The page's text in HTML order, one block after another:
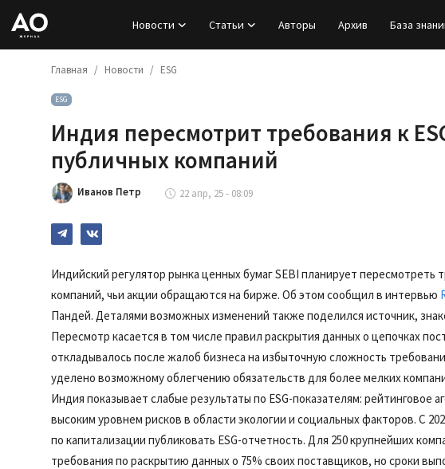
Новости Статьи Авторы Архив База
Статьи
База знаний
Подписка
Главная Новости ESG
ESG
Индия пересмотрит требования к
публичных компаний
Иванов Петр 22 апр, 25 - 08:09
Индийский регулятор рынка ценных бумаг SEBI планирует
компаний, чьи акции обращаются на бирже. Об этом сообщил в интервью
Пандей. Деталями возможных изменений также поделился источник,
Пересмотр касается в том числе правил раскрытия данных о цепочках
откладывалось после жалоб бизнеса на избыточную сложность
уделено возможному облегчению обязательств для более мелких
Индия показывает слабые результаты по ESG-показателям: рейтинговое
высоким уровнем рисков в области экологии и социальных факторов. С
по капитализации публиковать ESG-отчетность. Для 250 крупнейших
требования по раскрытию данных о 75% своих поставщиков, но сроки